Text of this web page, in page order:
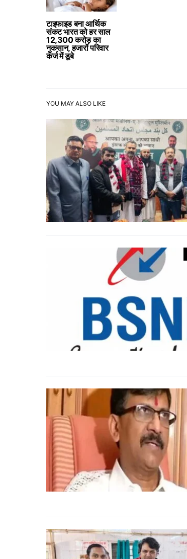
टाइफाइड बना आर्थिक
संकट भारत को हर साल
12,300 करोड़ का
नुकसान, हजारों परिवार
कर्ज में डूबे
YOU MAY ALSO LIKE